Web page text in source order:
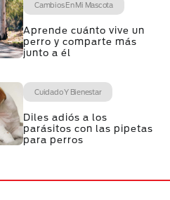
Cambios En Mi Mascota
Aprende cuánto vive un
perro y comparte más
junto a él
Cuidado Y Bienestar
Diles adiós a los
parásitos con las pipetas
para perros